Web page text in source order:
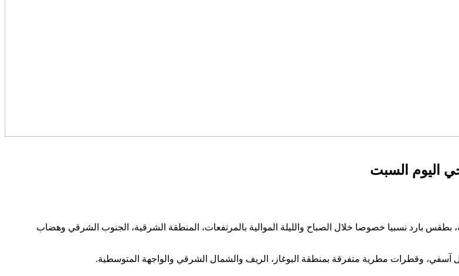
اليوم السبت
بطقس بارد نسبيا خصوصا خلال الصباح والليلة الموالية بالمرتفعات، المنطقة الشرقية، الجنوب الشرقي وهضاب
آسفي، وقطرات مطرية متفرقة بمنطقة البوغاز، الريف والشمال الشرقي والواجهة المتوسطية.